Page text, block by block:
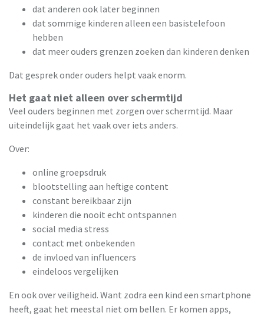
dat anderen ook later beginnen
dat sommige kinderen alleen een basistelefoon
hebben
dat meer ouders grenzen zoeken dan kinderen denken
Dat gesprek onder ouders helpt vaak enorm.
Het gaat niet alleen over schermtijd
Veel ouders beginnen met zorgen over schermtijd. Maar
uiteindelijk gaat het vaak over iets anders.
Over:
online groepsdruk
blootstelling aan heftige content
constant bereikbaar zijn
kinderen die nooit echt ontspannen
social media stress
contact met onbekenden
de invloed van influencers
eindeloos vergelijken
En ook over veiligheid. Want zodra een kind een smartphone
heeft, gaat het meestal niet om bellen. Er komen apps,